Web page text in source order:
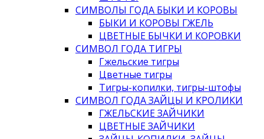
СИМВОЛЫ ГОДА БЫКИ И КОРОВЫ
БЫКИ И КОРОВЫ ГЖЕЛЬ
ЦВЕТНЫЕ БЫЧКИ И КОРОВКИ
СИМВОЛ ГОДА ТИГРЫ
Гжельские тигры
Цветные тигры
Тигры-копилки, тигры-штофы
СИМВОЛ ГОДА ЗАЙЦЫ И КРОЛИКИ
ГЖЕЛЬСКИЕ ЗАЙЧИКИ
ЦВЕТНЫЕ ЗАЙЧИКИ